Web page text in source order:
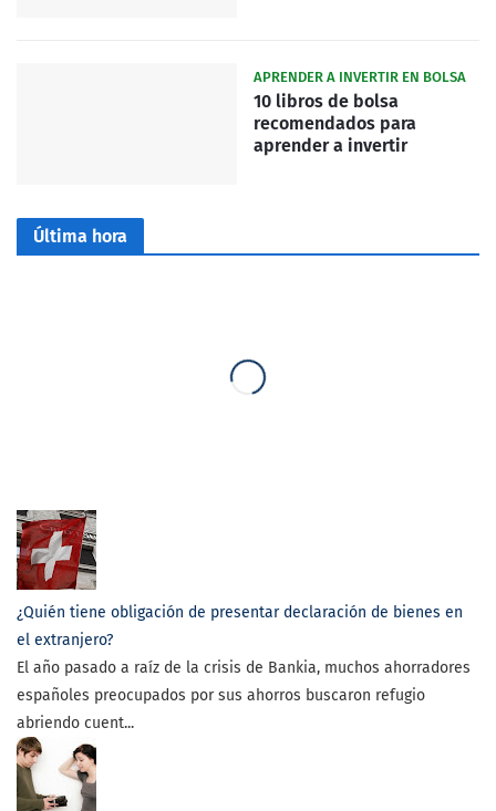
APRENDER A INVERTIR EN BOLSA
10 libros de bolsa
recomendados para
aprender a invertir
Última hora
¿Quién tiene obligación de presentar declaración de bienes en
el extranjero?
El año pasado a raíz de la crisis de Bankia, muchos ahorradores
españoles preocupados por sus ahorros buscaron refugio
abriendo cuent...